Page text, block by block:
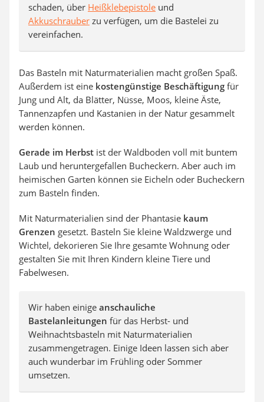
schaden, über Heißklebepistole und
Akkuschrauber zu verfügen, um die Bastelei zu
vereinfachen.
Das Basteln mit Naturmaterialien macht großen Spaß.
Außerdem ist eine kostengünstige Beschäftigung für
Jung und Alt, da Blätter, Nüsse, Moos, kleine Äste,
Tannenzapfen und Kastanien in der Natur gesammelt
werden können.
Gerade im Herbst ist der Waldboden voll mit buntem
Laub und heruntergefallen Bucheckern. Aber auch im
heimischen Garten können sie Eicheln oder Bucheckern
zum Basteln finden.
Mit Naturmaterialien sind der Phantasie kaum
Grenzen gesetzt. Basteln Sie kleine Waldzwerge und
Wichtel, dekorieren Sie Ihre gesamte Wohnung oder
gestalten Sie mit Ihren Kindern kleine Tiere und
Fabelwesen.
Wir haben einige anschauliche
Bastelanleitungen für das Herbst- und
Weihnachtsbasteln mit Naturmaterialien
zusammengetragen. Einige Ideen lassen sich aber
auch wunderbar im Frühling oder Sommer
umsetzen.